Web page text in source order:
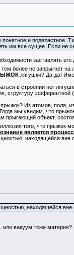
и подвластное.
им все сущее. Если не
заставлять
более не запрыгнет на
лягушки? Да-да!
в строении ног
эфферентной
Из атомов, поля,
мы увидим, что
прыгающий объект,
того, что прыжок
является
находящейся вне
находящейся вне
вакуум тоже